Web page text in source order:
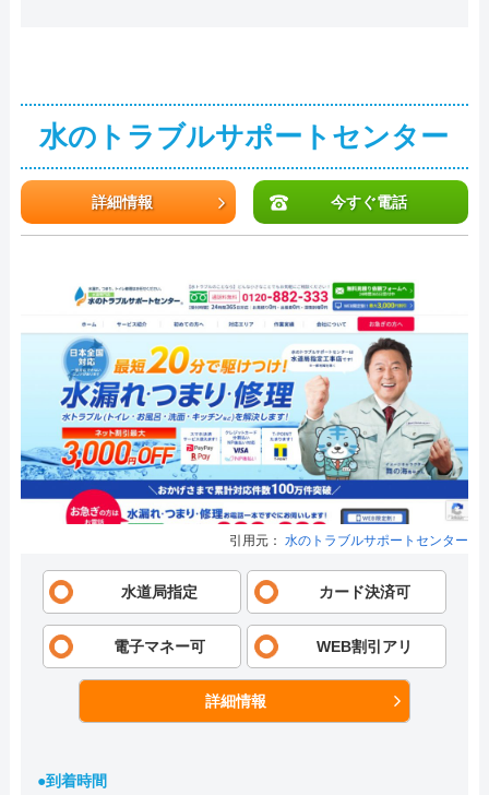
水のトラブルサポートセンター
詳細情報 今すぐ電話
引用元： 水のトラブルサポートセンター
水道局指定 カード決済可
電子マネー可 WEB割引アリ
詳細情報
●到着時間